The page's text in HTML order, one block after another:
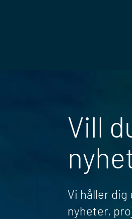
Vill
Vi håller
nyheter,